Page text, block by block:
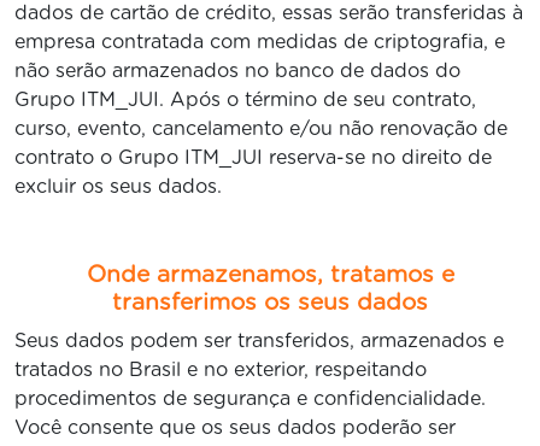
dados de cartão de crédito, essas serão transferidas à
empresa contratada com medidas de criptografia, e
não serão armazenados no banco de dados do
Grupo ITM_JUI. Após o término de seu contrato,
curso, evento, cancelamento e/ou não renovação de
contrato o Grupo ITM_JUI reserva-se no direito de
excluir os seus dados.
Onde armazenamos, tratamos e
transferimos os seus dados
Seus dados podem ser transferidos, armazenados e
tratados no Brasil e no exterior, respeitando
procedimentos de segurança e confidencialidade.
Você consente que os seus dados poderão ser